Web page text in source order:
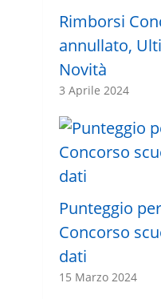
Rimborsi
annullato,
Novità
3 Aprile 2024
Punteggio
Concorso
dati
15 Marzo 2024